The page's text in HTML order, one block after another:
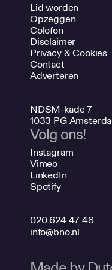
Lid worden
Opzeggen
Colofon
Disclaimer
Privacy & Cookies
Contact
Adverteren
NDSM-kade 7
1033 PG
Volg ons!
Instagram
Vimeo
LinkedIn
Spotify
020 624 47 48
info@bno.nl